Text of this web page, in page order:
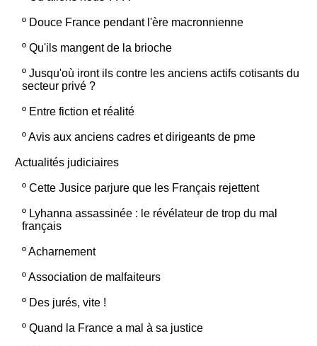
º Douce France pendant l'ère macronnienne
º Qu'ils mangent de la brioche
º Jusqu'où iront ils contre les anciens actifs cotisants du
secteur privé ?
º Entre fiction et réalité
ºAvis aux anciens cadres et dirigeants de pme
Actualités judiciaires
º Cette Jusice parjure que les Français rejettent
º Lyhanna assassinée : le révélateur de trop du mal
français
ºAcharnement
ºAssociation de malfaiteurs
º Des jurés, vite !
º Quand la France a mal à sa justice